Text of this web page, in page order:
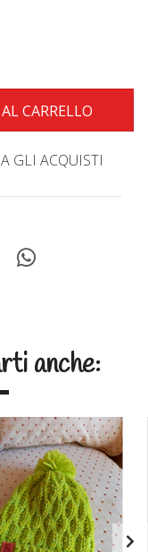
GLI ACQUISTI
anche: